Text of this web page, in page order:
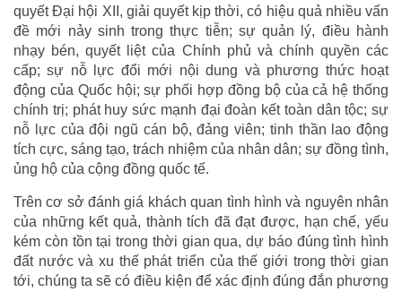
quyết Đại hội XII, giải quyết kịp thời, có hiệu quả nhiều vấn
đề mới nảy sinh trong thực tiễn; sự quản lý, điều hành
nhạy bén, quyết liệt của Chính phủ và chính quyền các
cấp; sự nỗ lực đổi mới nội dung và phương thức hoạt
động của Quốc hội; sự phối hợp đồng bộ của cả hệ thống
chính trị; phát huy sức mạnh đại đoàn kết toàn dân tộc; sự
nỗ lực của đội ngũ cán bộ, đảng viên; tinh thần lao động
tích cực, sáng tạo, trách nhiệm của nhân dân; sự đồng tình,
ủng hộ của cộng đồng quốc tế.
Trên cơ sở đánh giá khách quan tình hình và nguyên nhân
của những kết quả, thành tích đã đạt được, hạn chế, yếu
kém còn tồn tại trong thời gian qua, dự báo đúng tình hình
đất nước và xu thế phát triển của thế giới trong thời gian
tới, chúng ta sẽ có điều kiện để xác định đúng đắn phương